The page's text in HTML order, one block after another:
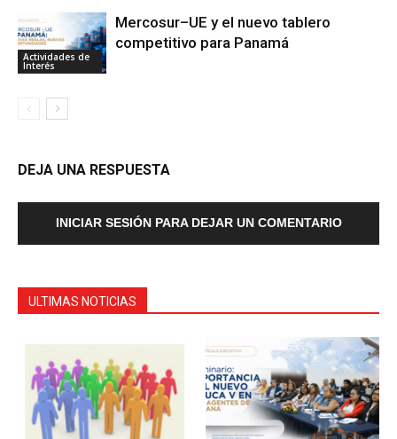
Actividades de
Interés
Mercosur–UE y el nuevo tablero
competitivo para Panamá
DEJA UNA RESPUESTA
INICIAR SESIÓN PARA DEJAR UN COMENTARIO
ULTIMAS NOTICIAS